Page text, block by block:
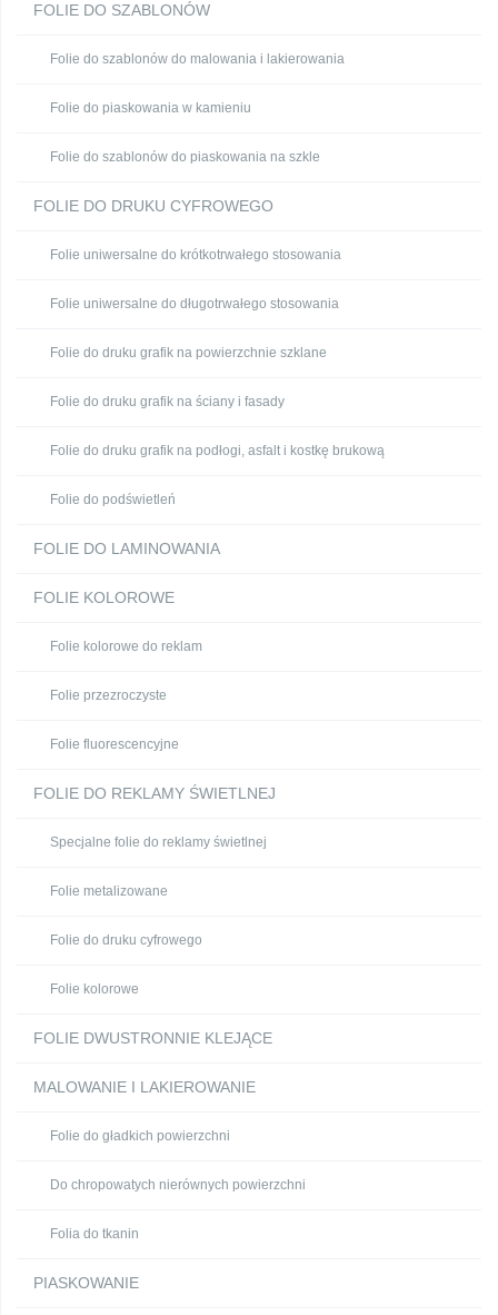
FOLIE DO SZABLONÓW
Folie do szablonów do malowania i lakierowania
Folie do piaskowania w kamieniu
Folie do szablonów do piaskowania na szkle
FOLIE DO DRUKU CYFROWEGO
Folie uniwersalne do krótkotrwałego stosowania
Folie uniwersalne do długotrwałego stosowania
Folie do druku grafik na powierzchnie szklane
Folie do druku grafik na ściany i fasady
Folie do druku grafik na podłogi, asfalt i kostkę brukową
Folie do podświetleń
FOLIE DO LAMINOWANIA
FOLIE KOLOROWE
Folie kolorowe do reklam
Folie przezroczyste
Folie fluorescencyjne
FOLIE DO REKLAMY ŚWIETLNEJ
Specjalne folie do reklamy świetlnej
Folie metalizowane
Folie do druku cyfrowego
Folie kolorowe
FOLIE DWUSTRONNIE KLEJĄCE
MALOWANIE I LAKIEROWANIE
Folie do gładkich powierzchni
Do chropowatych nierównych powierzchni
Folia do tkanin
PIASKOWANIE